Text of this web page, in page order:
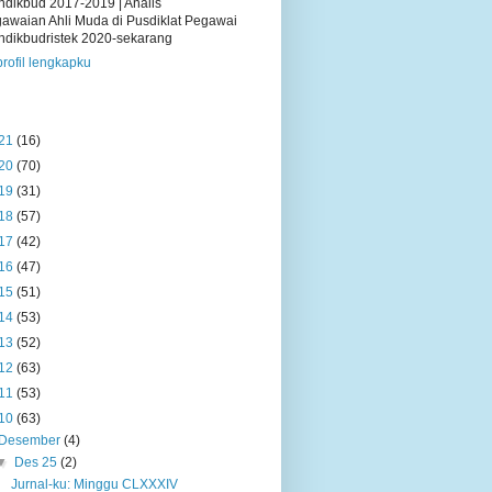
2017-2019 | Analis
Ahli Muda di Pusdiklat Pegawai
2020-sekarang
lengkapku
(16)
(70)
(31)
(57)
(42)
(47)
(51)
(53)
(52)
(63)
(53)
(63)
(4)
Des 25 (2)
Jurnal-ku: Minggu CLXXXIV